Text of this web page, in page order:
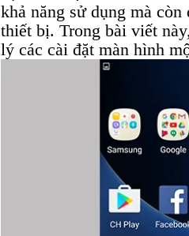
khả năng sử dụng mà
thiết bị. Trong bài viết
lý các cài đặt màn hình